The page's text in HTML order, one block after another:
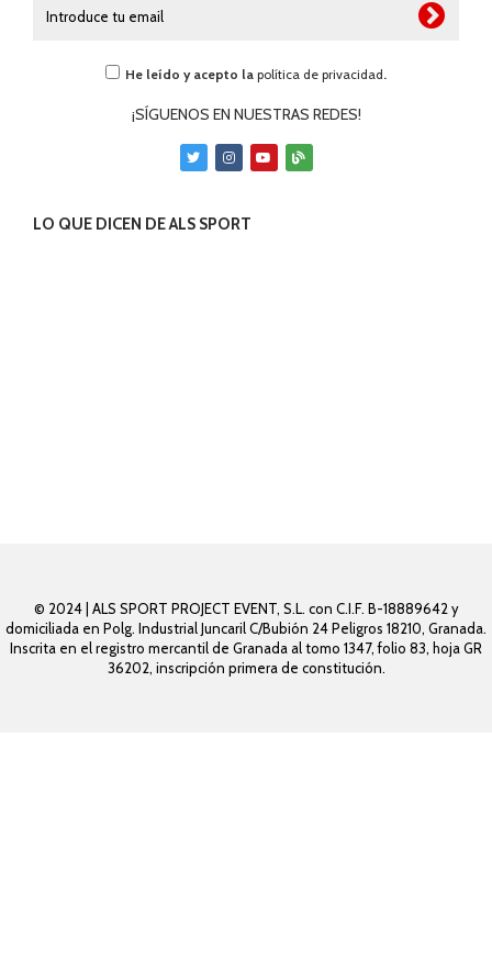
He leído y acepto la política de privacidad.
¡SÍGUENOS EN NUESTRAS REDES!
LO QUE DICEN DE ALS SPORT
© 2024 | ALS SPORT PROJECT EVENT, S.L. con C.I.F. B-18889642 y
domiciliada en Polg. Industrial Juncaril C/Bubión 24 Peligros 18210, Granada.
Inscrita en el registro mercantil de Granada al tomo 1347, folio 83, hoja GR
36202, inscripción primera de constitución.